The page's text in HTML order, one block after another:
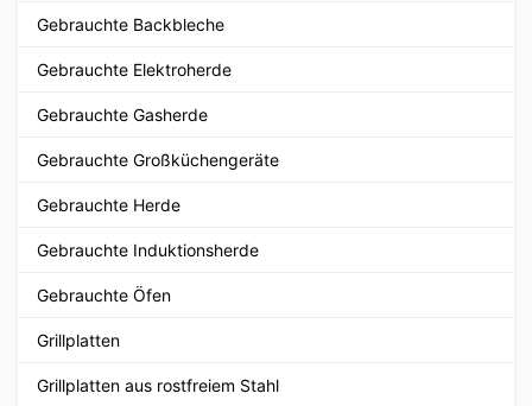
Gebrauchte Backbleche
Gebrauchte Elektroherde
Gebrauchte Gasherde
Gebrauchte Großküchengeräte
Gebrauchte Herde
Gebrauchte Induktionsherde
Gebrauchte Öfen
Grillplatten
Grillplatten aus rostfreiem Stahl